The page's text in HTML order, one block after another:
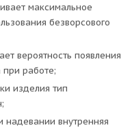
максимальное
безворсового
вероятность появления
при работе;
изделия тип
внутренняя